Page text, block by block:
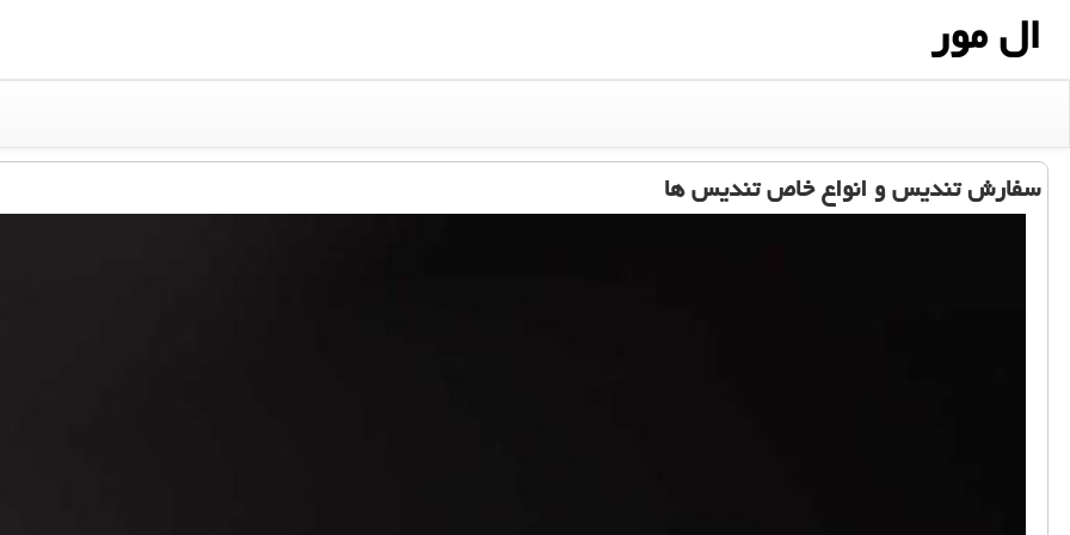
ال مور
سفارش تندیس و انواع خاص تندیس ها